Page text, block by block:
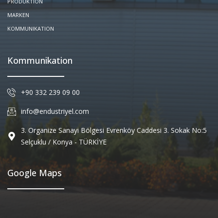
MARKEN
KOMMUNIKATION
Kommunikation
+90 332 239 09 00
info@endustriyel.com
3. Organize Sanayi Bölgesi Evrenköy Caddesi 3. Sokak No:5
Selçuklu / Konya - TÜRKİYE
Google Maps